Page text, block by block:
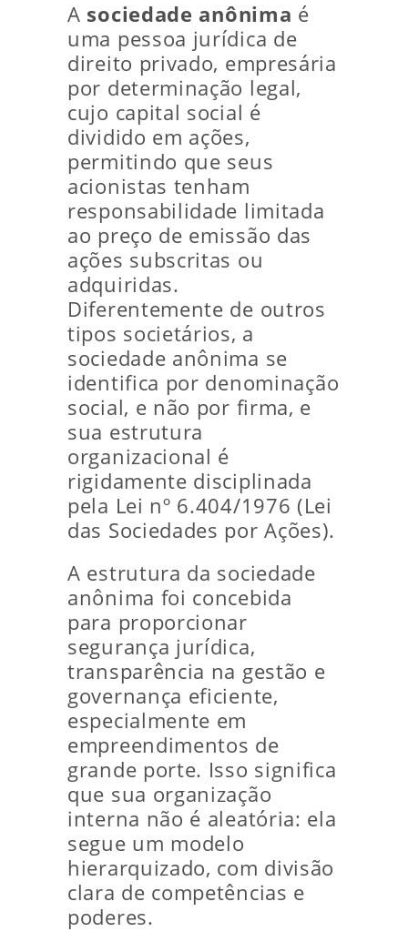
A sociedade anônima é
uma pessoa jurídica de
direito privado, empresária
por determinação legal,
cujo capital social é
dividido em ações,
permitindo que seus
acionistas tenham
responsabilidade limitada
ao preço de emissão das
ações subscritas ou
adquiridas.
Diferentemente de outros
tipos societários, a
sociedade anônima se
identifica por denominação
social, e não por firma, e
sua estrutura
organizacional é
rigidamente disciplinada
pela Lei nº 6.404/1976 (Lei
das Sociedades por Ações).
A estrutura da sociedade
anônima foi concebida
para proporcionar
segurança jurídica,
transparência na gestão e
governança eficiente,
especialmente em
empreendimentos de
grande porte. Isso significa
que sua organização
interna não é aleatória: ela
segue um modelo
hierarquizado, com divisão
clara de competências e
poderes.